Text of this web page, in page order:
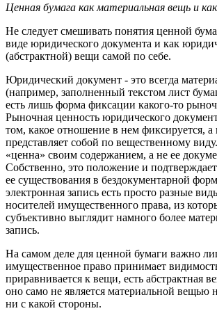
Ценная бумага как материальная вещь и
Не следует смешивать понятия ценной
виде юридического документа и как
(абстрактной) вещи самой по себе.
Юридический документ - это всегда
(например, заполненный текстом лист
есть лишь форма фиксации какого-то
Рыночная ценность юридического
том, какое отношение в нем фиксируется, а
представляет собой по вещественному
«ценна» своим содержанием, а не ее
Собственно, это положение и
ее существования в бездокументарной
электронная запись есть просто разные
носителей имущественного права, из
субъективно выглядит намного более
запись.
На самом деле для ценной бумаги важно
имущественное право принимает
приравнивается к вещи, есть абстрактная
оно само не является материальной вещью
ни с какой стороны.